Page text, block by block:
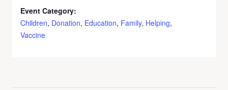
Event Category:
Children, Donation, Education, Family, Helping,
Vaccine